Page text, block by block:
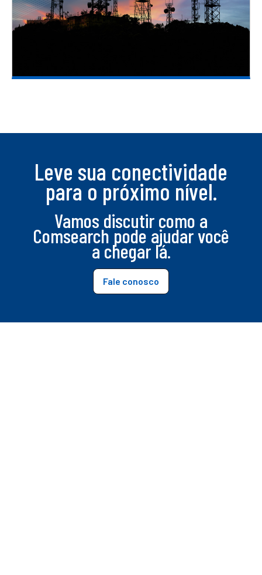
Leve sua conectividade
para o próximo nível.
Vamos discutir como a
Comsearch pode ajudar você
a chegar lá.
Fale conosco